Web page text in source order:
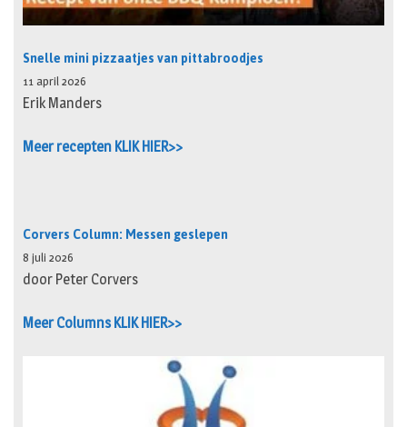
Snelle mini pizzaatjes van pittabroodjes
11 april 2026
Erik Manders
Meer recepten KLIK HIER>>
Corvers Column: Messen geslepen
8 juli 2026
door Peter Corvers
Meer Columns KLIK HIER>>